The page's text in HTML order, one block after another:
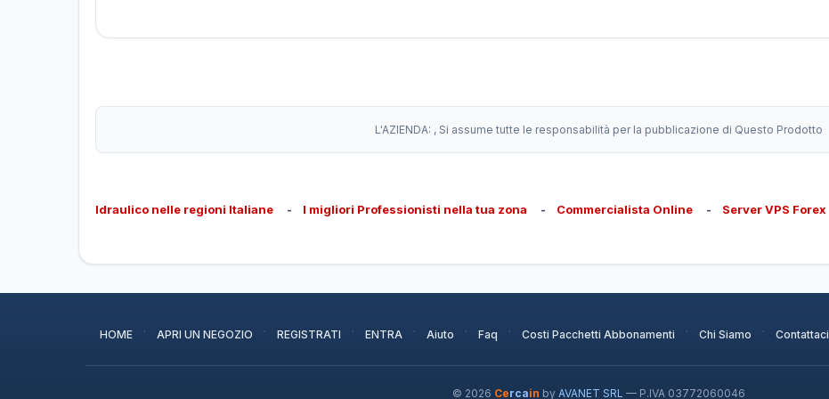
L'AZIENDA: , Si assume tutte le responsabilità per la pubblicazione di Questo Prodotto
Idraulico nelle regioni Italiane - I migliori Professionisti nella tua zona - Commercialista Online - Server VPS Forex
HOME · APRI UN NEGOZIO · REGISTRATI · ENTRA · Aiuto · Faq · Costi Pacchetti Abbonamenti · Chi Siamo · Contattaci
© 2026 Cercain by AVANET SRL — P.IVA 03772060046